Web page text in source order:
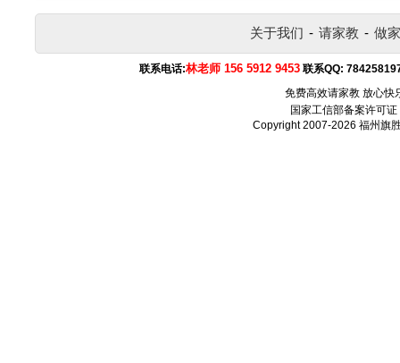
关于我们 - 请家教 - 做
联系电话:林老师 156 5912 9453 联系QQ:
免费高效请家教 放心快
国家工信部备案许可证
Copyright 2007-2026 福州旗